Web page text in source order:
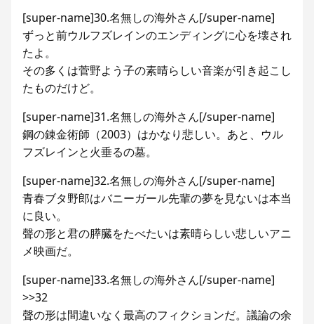
[super-name]30.名無しの海外さん[/super-name]
ずっと前ウルフズレインのエンディングに心を壊され
たよ。
その多くは菅野よう子の素晴らしい音楽が引き起こし
たものだけど。
[super-name]31.名無しの海外さん[/super-name]
鋼の錬金術師（2003）はかなり悲しい。あと、ウル
フズレインと火垂るの墓。
[super-name]32.名無しの海外さん[/super-name]
青春ブタ野郎はバニーガール先輩の夢を見ないは本当
に良い。
聲の形と君の膵臓をたべたいは素晴らしい悲しいアニ
メ映画だ。
[super-name]33.名無しの海外さん[/super-name]
>>32
聲の形は間違いなく最高のフィクションだ。議論の余